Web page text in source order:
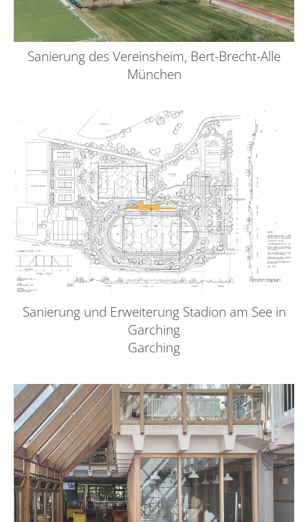
Sanierung des Vereinsheim, Bert-Brecht-Alle
München
Sanierung und Erweiterung Stadion am See in
Garching
Garching